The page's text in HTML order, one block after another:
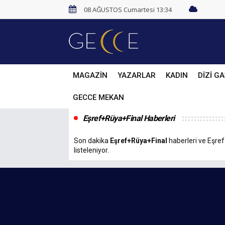
08 AĞUSTOS Cumartesi 13:34
MAGAZİN YAZARLAR KADIN DİZİ
GECCE MEKAN
Eşref+Rüya+Final Haberleri
Son dakika Eşref+Rüya+Final haberleri ve
listeleniyor.